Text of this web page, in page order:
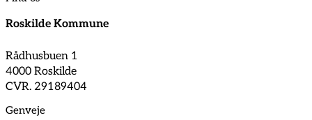
Roskilde Kommune
Rådhusbuen 1
4000 Roskilde
CVR. 29189404
Genveje